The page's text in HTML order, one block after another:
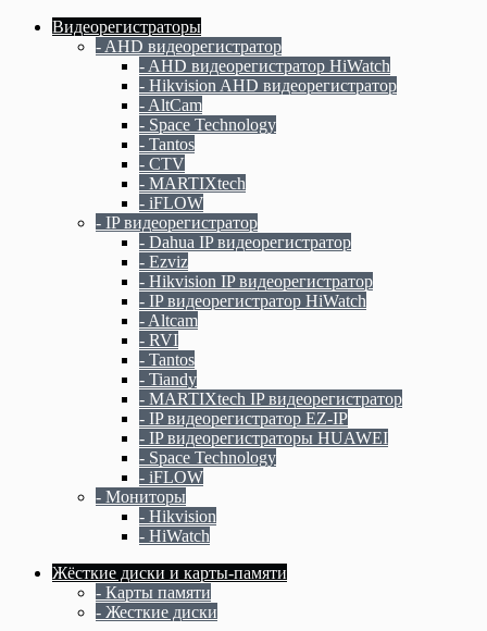
Видеорегистраторы
- AHD видеорегистратор
- AHD видеорегистратор HiWatch
- Hikvision AHD видеорегистратор
- AltCam
- Space Technology
- Tantos
- CTV
- MARTIXtech
- iFLOW
- IP видеорегистратор
- Dahua IP видеорегистратор
- Ezviz
- Hikvision IP видеорегистратор
- IP видеорегистратор HiWatch
- Altcam
- RVI
- Tantos
- Tiandy
- MARTIXtech IP видеорегистратор
- IP видеорегистратор EZ-IP
- IP видеорегистраторы HUAWEI
- Space Technology
- iFLOW
- Мониторы
- Hikvision
- HiWatch
Жёсткие диски и карты-памяти
- Карты памяти
- Жесткие диски